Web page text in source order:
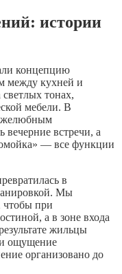
истории
концепцию
между кухней и
тонах,
мебели. В
вечерние встречи, а
— все функции
в
Мы
чтобы при
а в зоне входа
жильцы
ощущение
организовано до